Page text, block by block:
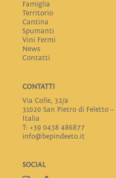
Famiglia
Territorio
Cantina
Spumanti
Vini Fermi
News
Contatti
CONTATTI
Via Colle, 32/a
31020 San Pietro di Feletto –
Italia
T: +39 0438 486877
info@bepindeeto.it
SOCIAL